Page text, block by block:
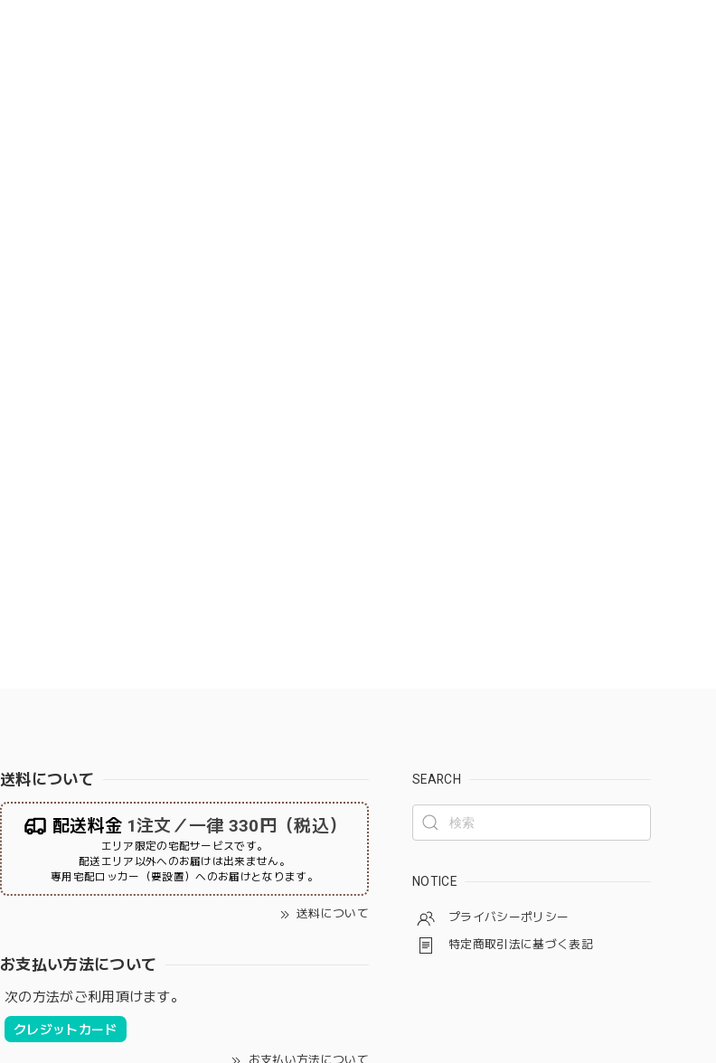
送料について
配送料金 1注文／一律 330円（税込）
エリア限定の宅配サービスです。
配送エリア以外へのお届けは出来ません。
専用宅配ロッカー（要設置）へのお届けとなります。
送料について
お支払い方法について
次の方法がご利用頂けます。
クレジットカード
お支払い方法について
SEARCH
NOTICE
プライバシーポリシー
特定商取引法に基づく表記